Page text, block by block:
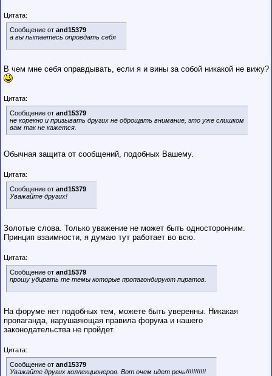
Цитата:
Сообщение от and15379
а вы пытаетесь опровдать себя
В чем мне себя оправдывать, если я и вины за собой никакой не вижу?
Цитата:
Сообщение от and15379
не корекно и призывать других не оброщать внимание, это уже слишком
вам так не кажется.
Обычная защита от сообщений, подобных Вашему.
Цитата:
Сообщение от and15379
Уважайте других!
Золотые слова. Только уважение не может быть односторонним.
Принцип взаимности, я думаю тут работает во всю.
Цитата:
Сообщение от and15379
прошу убирать те темы которые пропагондируют пиратов.
На форуме нет подобных тем, можете быть уверенны. Никакая
пропаганда, нарушаяющая правила форума и нашего
законодательства не пройдет.
Цитата:
Сообщение от and15379
Уважайте других коллекционеров. Вот очем идет речь!!!!!!!!!!!